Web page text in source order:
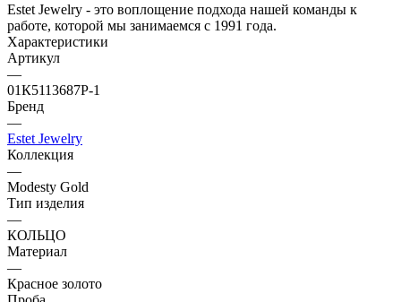
Estet Jewelry - это воплощение подхода нашей команды к
работе, которой мы занимаемся с 1991 года.
Характеристики
Артикул
—
01К5113687Р-1
Бренд
—
Estet Jewelry
Коллекция
—
Modesty Gold
Тип изделия
—
КОЛЬЦО
Материал
—
Красное золото